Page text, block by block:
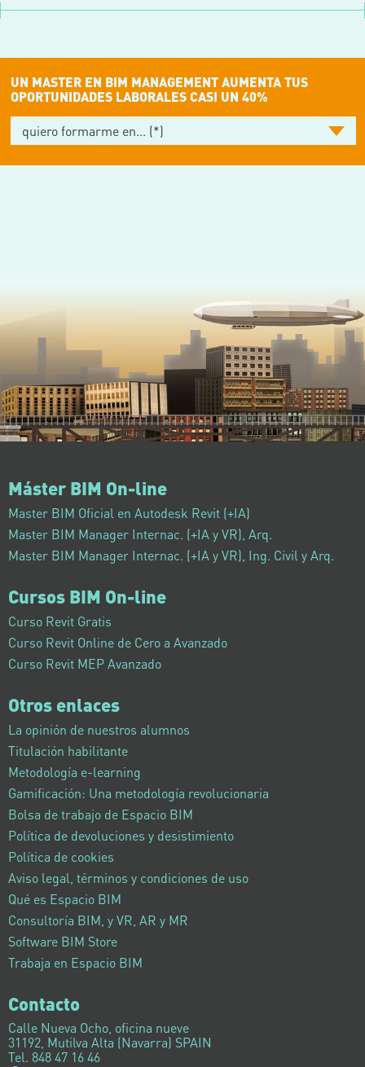
UN MASTER EN BIM MANAGEMENT AUMENTA TUS
OPORTUNIDADES LABORALES CASI UN 40%
Máster BIM On-line
Master BIM Oficial en Autodesk Revit (+IA)
Master BIM Manager Internac. (+IA y VR), Arq.
Master BIM Manager Internac. (+IA y VR), Ing. Civil y Arq.
Cursos BIM On-line
Curso Revit Gratis
Curso Revit Online de Cero a Avanzado
Curso Revit MEP Avanzado
Otros enlaces
La opinión de nuestros alumnos
Titulación habilitante
Metodología e-learning
Gamificación: Una metodología revolucionaria
Bolsa de trabajo de Espacio BIM
Política de devoluciones y desistimiento
Política de cookies
Aviso legal, términos y condiciones de uso
Qué es Espacio BIM
Consultoría BIM, y VR, AR y MR
Software BIM Store
Trabaja en Espacio BIM
Contacto
Calle Nueva Ocho, oficina nueve
31192, Mutilva Alta (Navarra) SPAIN
Tel. 848 47 16 46